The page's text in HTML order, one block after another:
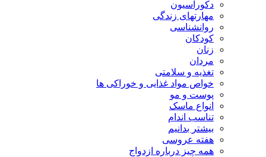
دکوراسیون
مهارتهای زندگی
روانشناسی
کودکان
زنان
مردان
تغذیه و سلامتی
خواص مواد غذایی و خوراکی ها
پوست و مو
انواع ماسک
تناسب اندام
بیشتر بدانیم
هفته عروسی
همه چیز درباره ازدواج